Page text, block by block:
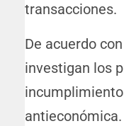
transacciones.
De acuerdo
investigan los
antieconómica.